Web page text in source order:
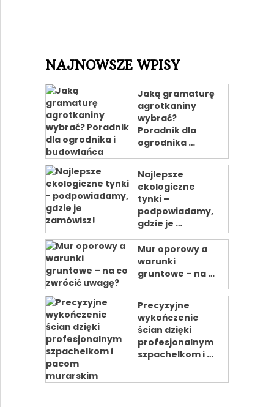
NAJNOWSZE WPISY
Jaką gramaturę
agrotkaniny
wybrać?
Poradnik dla
ogrodnika …
Najlepsze
ekologiczne
tynki –
podpowiadamy,
gdzie je …
Mur oporowy a
warunki
gruntowe – na …
Precyzyjne
wykończenie
ścian dzięki
profesjonalnym
szpachelkom i …